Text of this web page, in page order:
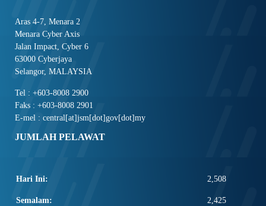
Aras 4-7, Menara 2
Menara Cyber Axis
Jalan Impact, Cyber 6
63000 Cyberjaya
Selangor, MALAYSIA
Tel : +603-8008 2900
Faks : +603-8008 2901
E-mel : central[at]jsm[dot]gov[dot]my
JUMLAH PELAWAT
Hari Ini: 2,508
Semalam: 2,425